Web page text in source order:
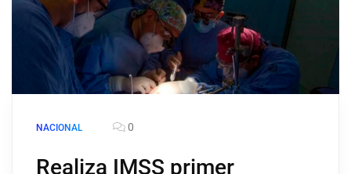
NACIONAL 0
Realiza IMSS primer